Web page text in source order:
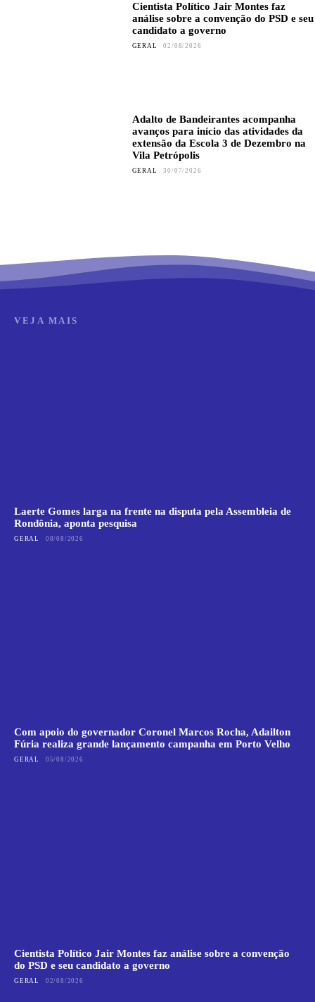
Cientista Político Jair Montes faz
análise sobre a convenção do PSD e seu
candidato a governo
GERAL 02/08/2026
Adalto de Bandeirantes acompanha
avanços para início das atividades da
extensão da Escola 3 de Dezembro na
Vila Petrópolis
GERAL 30/07/2026
VEJA MAIS
Laerte Gomes larga na frente na disputa pela Assembleia de
Rondônia, aponta pesquisa
GERAL 08/08/2026
Com apoio do governador Coronel Marcos Rocha, Adailton
Fúria realiza grande lançamento campanha em Porto Velho
GERAL 05/08/2026
Cientista Político Jair Montes faz análise sobre a convenção
do PSD e seu candidato a governo
GERAL 02/08/2026